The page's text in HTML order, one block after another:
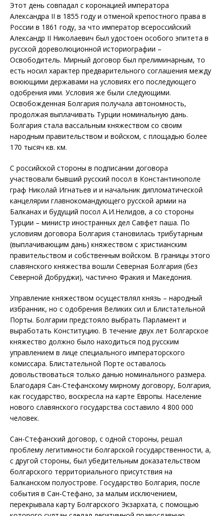
Этот день совпадал с коронацией императора
Александра II в 1855 году и отменой крепостного права в
России в 1861 году, за что император всероссийский
Александр II Николаевич был удостоен особого эпитета в
русской дореволюционной историографии –
Освободитель. Мирный договор был прелиминарным, то
есть носил характер предварительного соглашения между
воюющими державами на условиях его последующего
одобрения ими. Условия же были следующими.
Освобожденная Болгария получала автономность,
продолжая выплачивать Турции номинальную дань.
Болгария стала вассальным княжеством со своим
народным правительством и войском, с площадью более
170 тысяч кв. км.
С российской стороны в подписании договора
участвовали бывший русский посол в Константинополе
граф Николай Игнатьев и и начальник дипломатической
канцелярии главнокомандующего русской армии на
Балканах и будущий посол А.И.Нелидов, а со стороны
Турции – министр иностранных дел Савфет паша. По
условиям договора Болгария становилась трибутарным
(выплачивающим дань) княжеством с христианским
правительством и собственным войском. В границы этого
славянского княжества вошли Северная Болгария (без
Северной Добруджи), частично Фракия и Македония.
Управление княжеством осуществлял князь – народный
избранник, но с одобрения Великих сил и Блистательной
Порты. Болгарии предстояло выбрать Парламент и
выработать Конституцию. В течение двух лет Болгарское
княжество должно было находиться под русским
управлением в лице специального императорского
комиссара. Блистательной Порте оставалось
довольствоваться только данью номинального размера.
Благодаря Сан-Стефанскому мирному договору, Болгария,
как государство, воскресла на карте Европы. Население
нового славянского государства составило 4 800 000
человек.
Сан-Стефанский договор, с одной стороны, решал
проблему легитимности болгарской государственности, а,
с другой стороны, был убедительным доказательством
болгарского территориального присутствия на
Балканском полуострове. Государство Болгария, после
события в Сан-Стефано, за малым исключением,
перекрывала карту Болгарского Экзархата, с помощью